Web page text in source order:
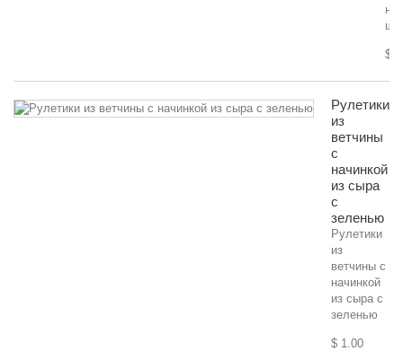
на
$
Рулетики
из
ветчины
с
начинкой
из сыра
с
зеленью
Рулетики
из
ветчины с
начинкой
из сыра с
зеленью
$ 1.00